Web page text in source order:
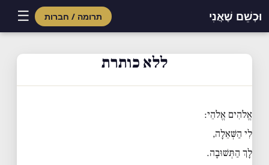
וּכְשֵׁם שֶׁאֲנִי תרומה / חברות ☰
ללא כותרת
אֱלֹהִים אֱלֹהֵי:
לִי הַשְּׁאֵלָה,
לָךְ הַתְּשׁוּבָה.